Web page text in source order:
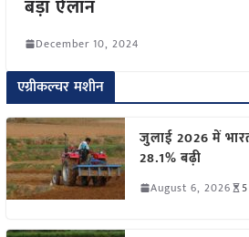
बड़ा ऐलान
December 10, 2024
एग्रीकल्चर मशीन
जुलाई 2026 में भारत
28.1% बढ़ी
August 6, 2026